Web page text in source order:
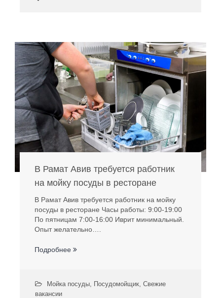
В Рамат Авив требуется работник
на мойку посуды в ресторане
В Рамат Авив требуется работник на мойку
посуды в ресторане Часы работы: 9:00-19:00
По пятницам 7:00-16:00 Иврит минимальный.
Опыт желательно….
Подробнее
Мойка посуды, Посудомойщик, Свежие
вакансии